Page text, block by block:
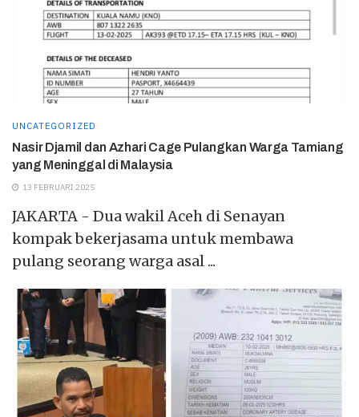
UNCATEGORIZED
Nasir Djamil dan Azhari Cage Pulangkan Warga Tamiang
yang Meninggal di Malaysia
13 FEBRUARI 2025
JAKARTA - Dua wakil Aceh di Senayan
kompak bekerjasama untuk membawa
pulang seorang warga asal ...